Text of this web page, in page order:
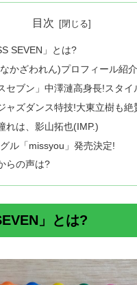
目次
SEVEN」とは?
かざわれん)プロフィール紹
セブン」中澤漣高身長!スタイ
ャズダンス特技!大東立樹も絶
れは、影山拓也(IMP.)
ル「missyou」発売決定!
らの声は?
」とは?